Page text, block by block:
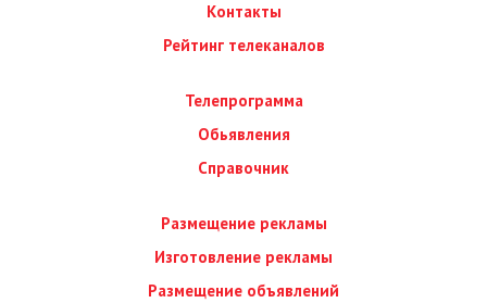
Контакты
Рейтинг телеканалов
Телепрограмма
Обьявления
Справочник
Размещение рекламы
Изготовление рекламы
Размещение объявлений